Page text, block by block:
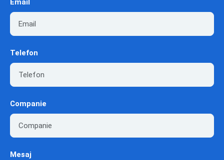
Email
Telefon
Companie
Mesaj